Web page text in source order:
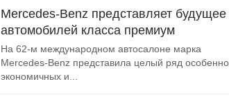
Mercedes-Benz представляет будущее
автомобилей класса премиум
На 62-м международном автосалоне марка
Mercedes-Benz представила целый ряд особенно
экономичных и...